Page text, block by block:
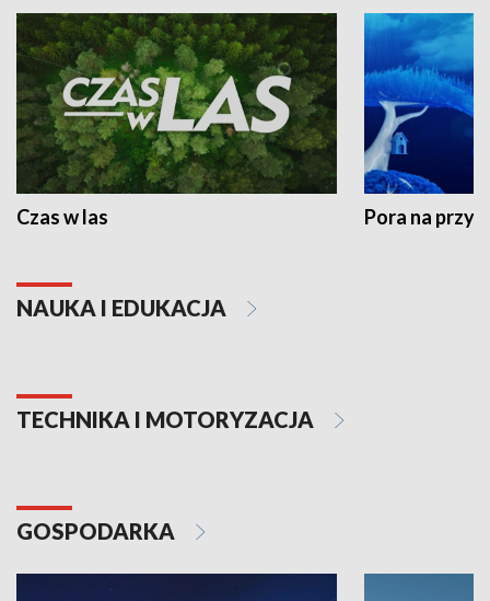
Czas w las Pora na
NAUKA I EDUKACJA
TECHNIKA I MOTORYZACJA
GOSPODARKA